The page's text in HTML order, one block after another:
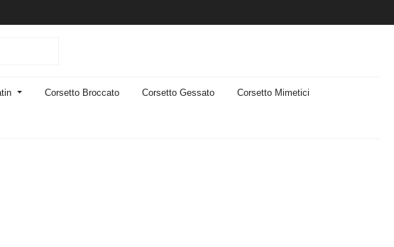
Corsetto Broccato Corsetto Gessato Corsetto Mimetici